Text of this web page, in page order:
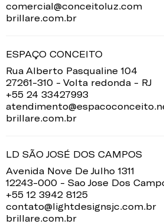
comercial@conceitoluz.com
brillare.com.br
ESPAÇO CONCEITO
Rua Alberto Pasqualine 104
27261-310 - Volta redonda - RJ
+55 24 33427993
brillare.com.br
LD SÃO JOSÉ DOS CAMPOS
Avenida Nove De Julho 1311
12243-000 - Sao Jose Dos
+55 12 3942 8125
contato@lightdesignsjc.com.br
brillare.com.br